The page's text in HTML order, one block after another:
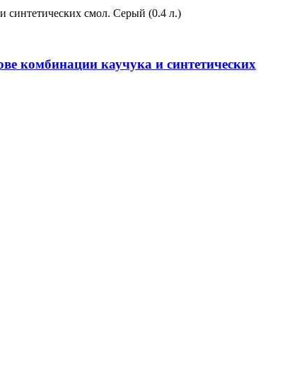
комбинации каучука и синтетических